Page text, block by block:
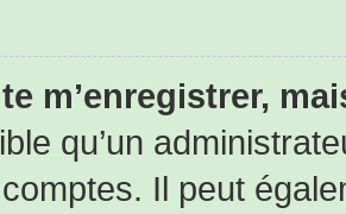
m’enregistrer,
qu’un
Il peut